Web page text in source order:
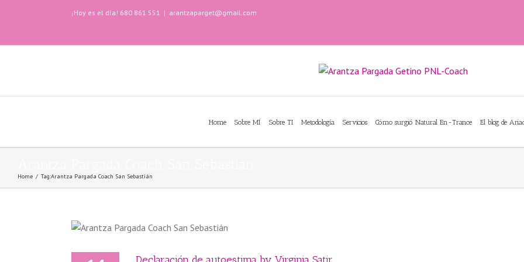
¡Hoy es el día! 680 861 551 | arantzaparget@gmail.com
Home Sobre MÍ Sobre TI Metodología Servicios Cómo surgió Natural En-Trance El blog de
Home / Tag:Arantza Pargada Coach San Sebastián